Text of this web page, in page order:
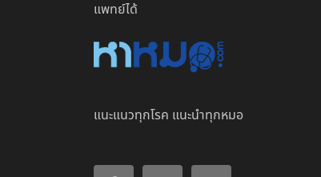
แพทย์ได้
แนะแนวทุกโรค แนะนำทุกหมอ